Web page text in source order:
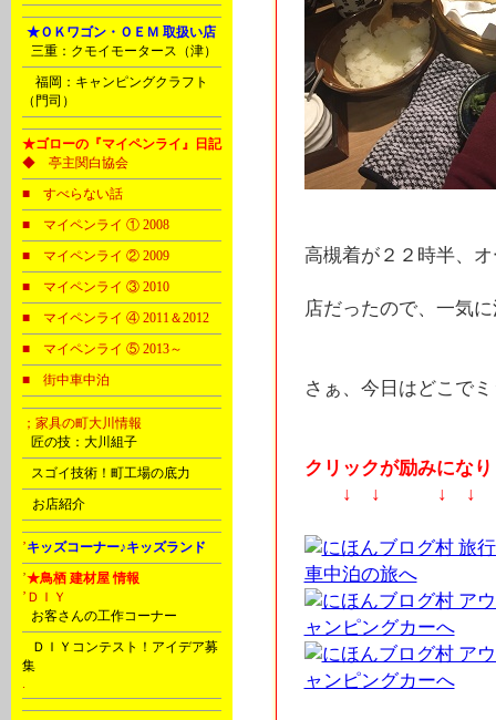
★ＯＫワゴン・ＯＥＭ 取扱い店
三重：クモイモータース（津）
福岡：キャンピングクラフト
（門司）
★ゴローの『マイペンライ』日記
◆ 亭主関白協会
■ すべらない話
■ マイペンライ ① 2008
■ マイペンライ ② 2009
■ マイペンライ ③ 2010
■ マイペンライ ④ 2011＆2012
■ マイペンライ ⑤ 2013～
■ 街中車中泊
；家具の町大川情報
匠の技：大川組子
スゴイ技術！町工場の底力
お店紹介
’キッズコーナー♪キッズランド
’★鳥栖 建材屋 情報
’ＤＩＹ
お客さんの工作コーナー
ＤＩＹコンテスト！アイデア募
集
.
高槻着が２２時半、
店だったので、一気
さぁ、今日はどこで
クリックが励みにな
↓ ↓ ↓